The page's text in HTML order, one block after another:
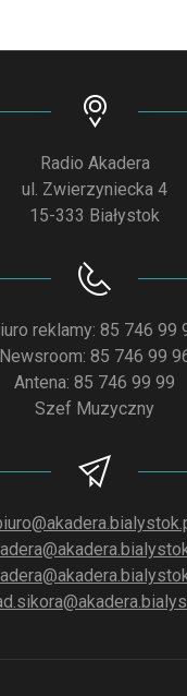
Radio Akadera
ul. Zwierzyniecka 4
15-333 Białystok
reklamy: 85 746 99
Newsroom: 85 746 99
Antena: 85 746 99 99
Szef Muzyczny